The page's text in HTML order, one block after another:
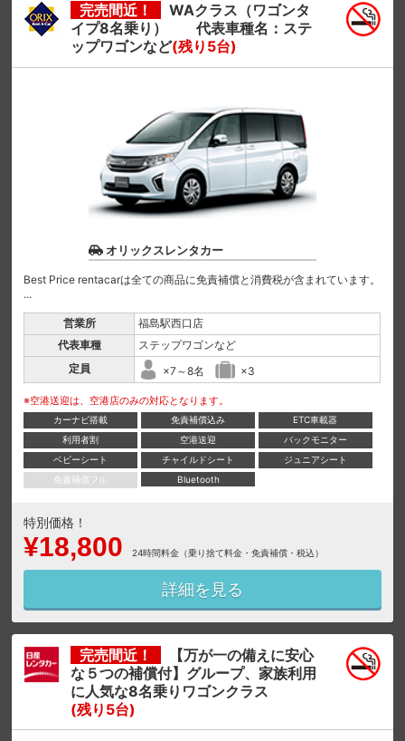
完売間近！
WAクラス（ワゴンタ
イプ8名乗り） 代表車種名：ステ
ップワゴンなど(残り5台)
オリックスレンタカー
Best Price rentacarは全ての商品に免責補償と消費税が含まれています。
...
営業所
福島駅西口店
代表車種
ステップワゴンなど
定員
×7～8名 ×3
※空港送迎は、空港店のみの対応となります。
カーナビ搭載 免責補償込み
ETC車載器
利用者割
空港送迎
バックモニター
ベビーシート
チャイルドシート
ジュニアシート
免責補償フル
Bluetooth
特別価格！
¥18,800 24時間料金（乗り捨て料金・免責補償・税込）
詳細を見る
完売間近！
【万が一の備えに安心
な５つの補償付】グループ、家族利用
に人気な8名乗りワゴンクラス
(残り5台)